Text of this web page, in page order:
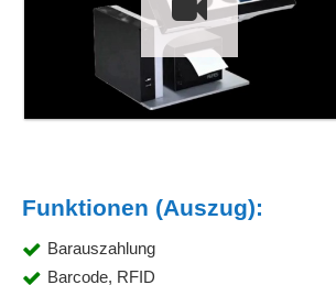
Funktionen (Auszug):
Barauszahlung
Barcode, RFID